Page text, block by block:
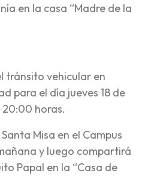
en la casa “Madre de la
tránsito vehicular en
para el día jueves 18 de
horas.
Misa en el Campus
y luego compartirá
Papal en la “Casa de